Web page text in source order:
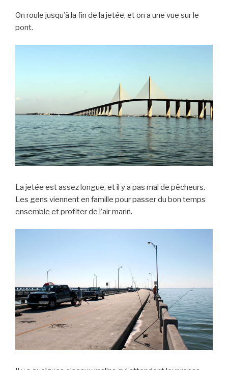
On roule jusqu’à la fin de la jetée, et on a une vue sur le
pont.
La jetée est assez longue, et il y a pas mal de pêcheurs.
Les gens viennent en famille pour passer du bon temps
ensemble et profiter de l’air marin.